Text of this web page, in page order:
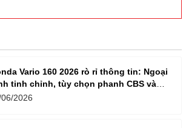
Vario 160 2026 rò rỉ thông tin: Ngoại
tinh chỉnh, tùy chọn phanh CBS và
06/2026